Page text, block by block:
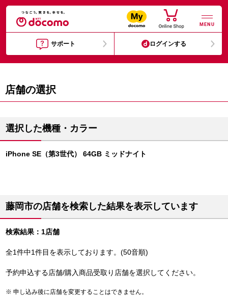
MENU
サポート ログインする
店舗の選択
選択した機種・カラー
iPhone SE（第3世代） 64GB ミッドナイト
藤岡市の店舗を検索した結果を表示しています
検索結果：1店舗
全1件中1件目を表示しております。(50音順)
予約申込する店舗/購入商品受取り店舗を選択してください。
申し込み後に店舗を変更することはできません。